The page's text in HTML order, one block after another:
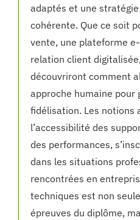
adaptés et une
cohérente. Que ce soit
vente, une plateforme
relation client
découvriront comment
approche humaine
fidélisation. Les notions
l’accessibilité des
des performances,
dans les situations
rencontrées en
techniques est non
épreuves du diplôme,